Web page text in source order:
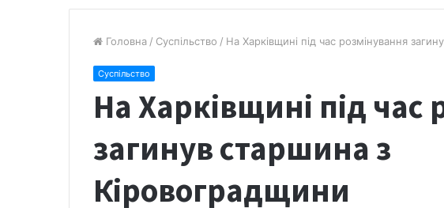
Головна / Суспільство / На Харківщині під час розмінування
Суспільство
На Харківщині під час
загинув старшина з
Кіровоградщини